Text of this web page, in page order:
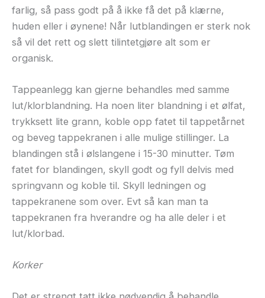
farlig, så pass godt på å ikke få det på klærne,
huden eller i øynene! Når lutblandingen er sterk nok
så vil det rett og slett tilintetgjøre alt som er
organisk.
Tappeanlegg kan gjerne behandles med samme
lut/klorblandning. Ha noen liter blandning i et ølfat,
trykksett lite grann, koble opp fatet til tappetårnet
og beveg tappekranen i alle mulige stillinger. La
blandingen stå i ølslangene i 15-30 minutter. Tøm
fatet for blandingen, skyll godt og fyll delvis med
springvann og koble til. Skyll ledningen og
tappekranene som over. Evt så kan man ta
tappekranen fra hverandre og ha alle deler i et
lut/klorbad.
Korker